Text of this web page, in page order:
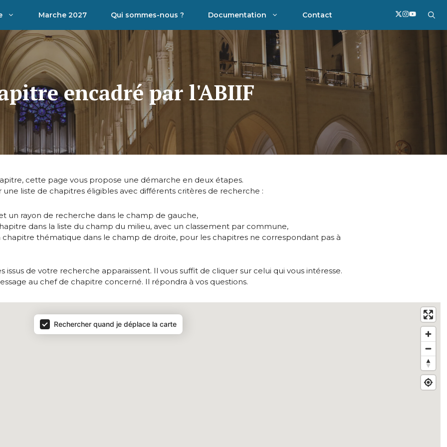
Marche 2027 Qui sommes-nous ? Documentation Contact
encadré par l'ABIIF
cette page vous propose une démarche en deux étapes.
une liste de chapitres éligibles avec différents critères de recherche :
un rayon de recherche dans le champ de gauche,
dans la liste du champ du milieu, avec un classement par commune,
thématique dans le champ de droite, pour les chapitres ne correspondant pas à
issus de votre recherche apparaissent. Il vous suffit de cliquer sur celui qui vous intéresse.
au chef de chapitre concerné. Il répondra à vos questions.
Rechercher quand je déplace la carte